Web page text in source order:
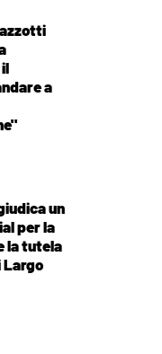
a
un
per la
la tutela
Largo